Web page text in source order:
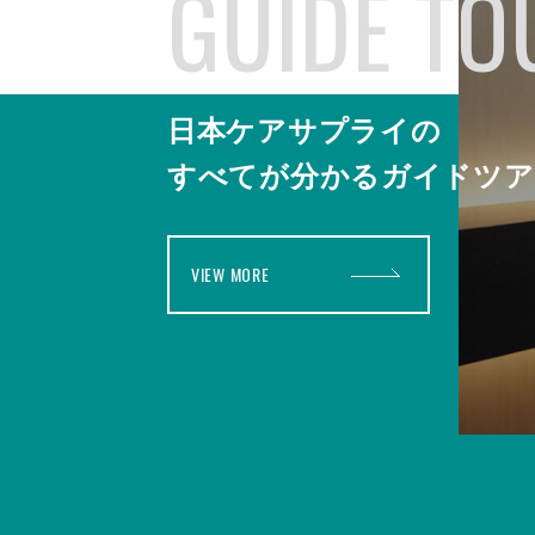
日本ケアサプライの
すべてが分かるガイドツ
VIEW MORE